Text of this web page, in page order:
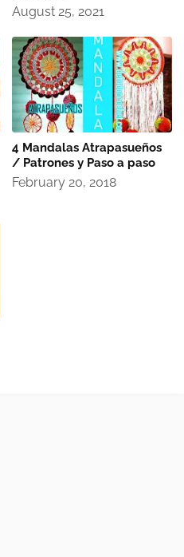
August 25, 2021
4 Mandalas Atrapasueños
/ Patrones y Paso a paso
February 20, 2018